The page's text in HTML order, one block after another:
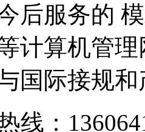
后服务的
计算机管
国际接规
线：